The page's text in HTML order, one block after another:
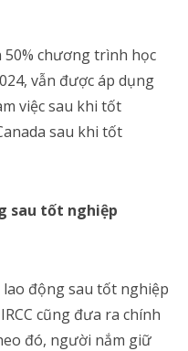
chương trình học
vẫn được áp dụng
việc sau khi tốt
sau khi tốt
sau tốt nghiệp
động sau tốt nghiệp
cũng đưa ra chính
đó, người nắm giữ